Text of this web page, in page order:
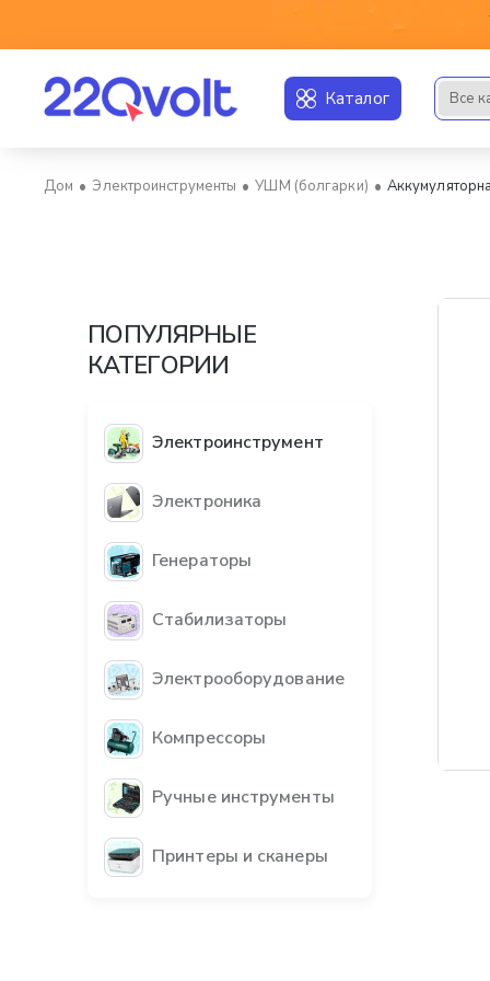
Каталог Все
Электроинструменты УШМ (болгарки)
ПОПУЛЯРНЫЕ
КАТЕГОРИИ
Электроинструмент
Электроника
Генераторы
Стабилизаторы
Электрооборудование
Компрессоры
Ручные инструменты
Принтеры и сканеры